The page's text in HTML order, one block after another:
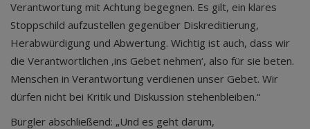
Verantwortung mit Achtung begegnen. Es gilt, ein klares
Stoppschild aufzustellen gegenüber Diskreditierung,
Herabwürdigung und Abwertung. Wichtig ist auch, dass wir
die Verantwortlichen ‚ins Gebet nehmen‘, also für sie beten.
Menschen in Verantwortung verdienen unser Gebet. Wir
dürfen nicht bei Kritik und Diskussion stehenbleiben.“
Bürgler abschließend: „Und es geht darum,